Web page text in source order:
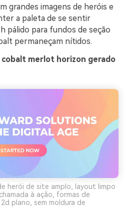
grandes imagens de heróis e
a paleta de se sentir
pálido para fundos de seção
permaneçam nítidos.
cobalt merlot horizon gerado
herói de site amplo, layout limpo
à ação, formas de
plano, sem moldura de